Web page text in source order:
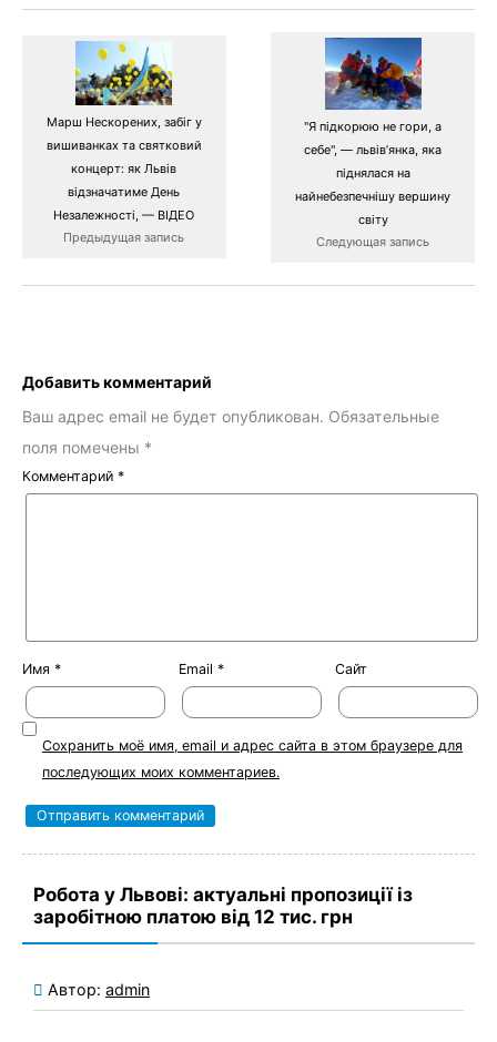
Марш Нескорених, забіг у
вишиванках та святковий
концерт: як Львів
відзначатиме День
Незалежності, — ВІДЕО
Предыдущая запись
"Я підкорюю не гори, а
себе", — львів’янка, яка
піднялася на
найнебезпечнішу вершину
світу
Следующая запись
Добавить комментарий
Ваш адрес email не будет опубликован. Обязательные
поля помечены *
Комментарий *
Имя * Email * Сайт
Сохранить моё имя, email и адрес сайта в этом браузере для
последующих моих комментариев.
Робота у Львові: актуальні пропозиції із
заробітною платою від 12 тис. грн
Автор: admin